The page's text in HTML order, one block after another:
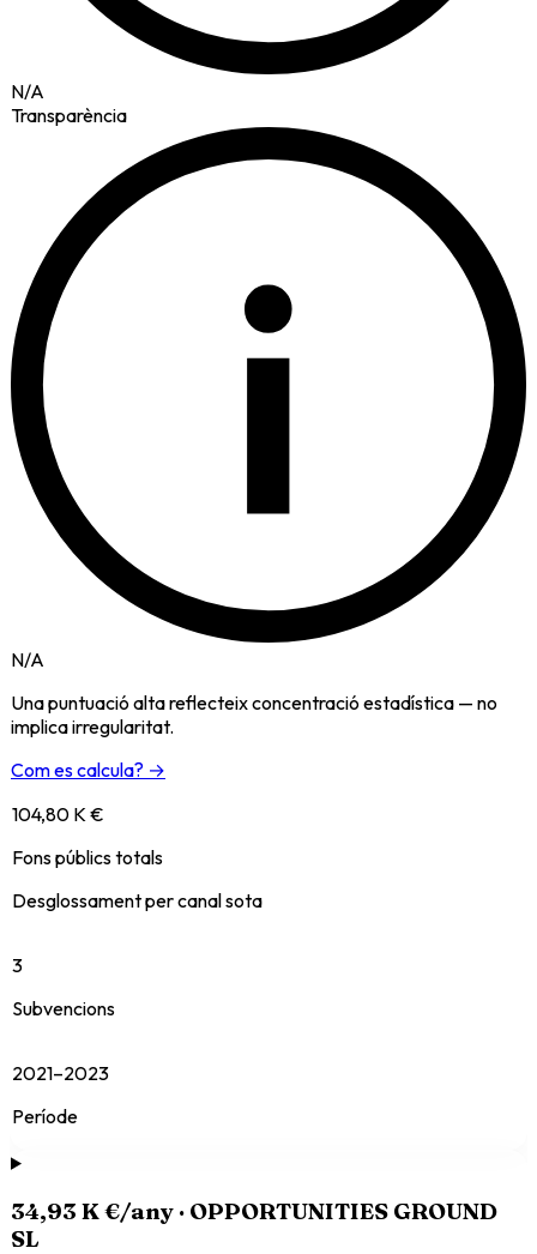
N/A
Transparència
i
N/A
Una puntuació alta reflecteix concentració estadística — no
implica irregularitat.
Com es calcula? →
104,80 K €
Fons públics totals
Desglossament per canal sota
3
Subvencions
2021–2023
Període
34,93 K €/any · OPPORTUNITIES GROUND
SL